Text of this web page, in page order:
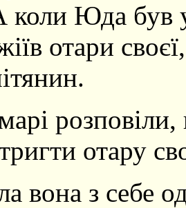
коли Юда був
отари
розповіли,
отару
вона з себе